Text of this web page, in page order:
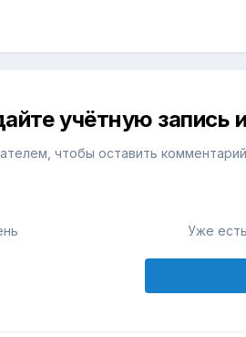
учётную запись
чтобы оставить комментарий
Уже